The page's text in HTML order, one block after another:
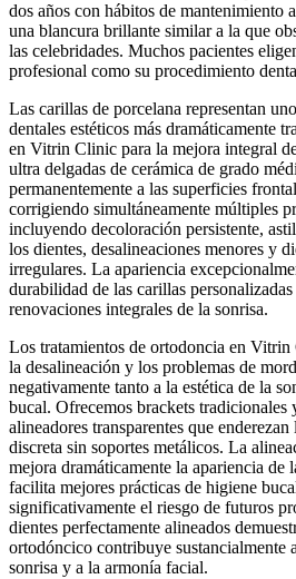
dos años con hábitos de mantenimiento
una blancura brillante similar a la que
las celebridades. Muchos pacientes
profesional como su procedimiento
Las carillas de porcelana representan
dentales estéticos más dramáticamente
en Vitrin Clinic para la mejora integral
ultra delgadas de cerámica de grado
permanentemente a las superficies
corrigiendo simultáneamente múltiples
incluyendo decoloración persistente,
los dientes, desalineaciones menores y
irregulares. La apariencia
durabilidad de las carillas
renovaciones integrales de la sonrisa.
Los tratamientos de ortodoncia en
la desalineación y los problemas de
negativamente tanto a la estética de la
bucal. Ofrecemos brackets tradicionales
alineadores transparentes que
discreta sin soportes metálicos. La
mejora dramáticamente la apariencia de
facilita mejores prácticas de higiene
significativamente el riesgo de futuros
dientes perfectamente alineados
ortodóncico contribuye sustancialmente
sonrisa y a la armonía facial.